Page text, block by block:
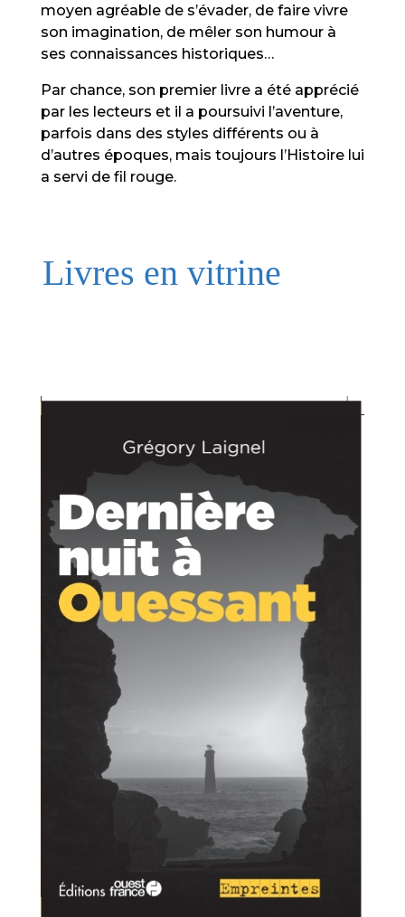
moyen agréable de s’évader, de faire vivre
son imagination, de mêler son humour à
ses connaissances historiques…
Par chance, son premier livre a été apprécié
par les lecteurs et il a poursuivi l’aventure,
parfois dans des styles différents ou à
d’autres époques, mais toujours l’Histoire lui
a servi de fil rouge.
Livres en vitrine